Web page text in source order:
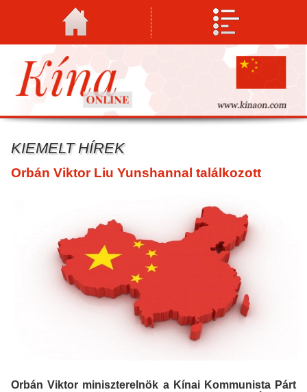
KIEMELT HÍREK
Orbán Viktor Liu Yunshannal találkozott
Orbán Viktor miniszterelnök a Kínai Kommunista Párt